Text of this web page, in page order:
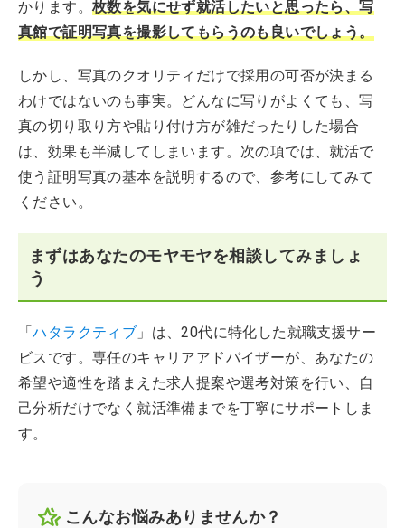
かります。 枚数を気にせず就活したいと思ったら、写
真館で証明写真を撮影してもらうのも良いでしょう。
しかし、写真のクオリティだけで採用の可否が決まる
わけではないのも事実。どんなに写りがよくても、写
真の切り取り方や貼り付け方が雑だったりした場合
は、効果も半減してしまいます。次の項では、就活で
使う証明写真の基本を説明するので、参考にしてみて
ください。
まずはあなたのモヤモヤを相談してみましょ
う
「ハタラクティブ 」は、20代に特化した就職支援サー
ビスです。専任のキャリアアドバイザーが、あなたの
希望や適性を踏まえた求人提案や選考対策を行い、自
己分析だけでなく就活準備までを丁寧にサポートしま
す。
こんなお悩みありませんか？